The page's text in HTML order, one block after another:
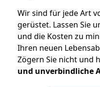
Wir sind für jede Art
gerüstet. Lassen Sie
und die Kosten zu
Ihren neuen
Zögern Sie nicht und
und unverbindliche